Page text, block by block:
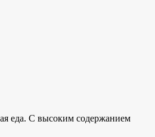
еда. С высоким содержанием